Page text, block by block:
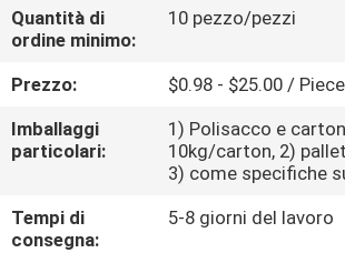
CONTROLLO
DELLA
QUALITÀ
CONTATTACI
Quantità di
ordine minimo:
10 pezzo/pezzi
Prezzo:
$0.98 - $25.00 / Piece
Imballaggi
particolari:
1) Polisacco e
10kg/carton, 2)
3) come specifiche
Tempi di
consegna:
5-8 giorni del lavoro